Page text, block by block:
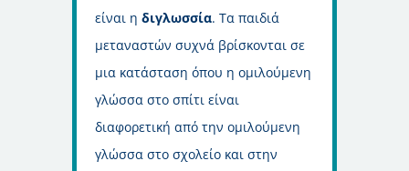
είναι η διγλωσσία. Τα παιδιά
μεταναστών συχνά βρίσκονται σε
μια κατάσταση όπου η ομιλούμενη
γλώσσα στο σπίτι είναι
διαφορετική από την ομιλούμενη
γλώσσα στο σχολείο και στην